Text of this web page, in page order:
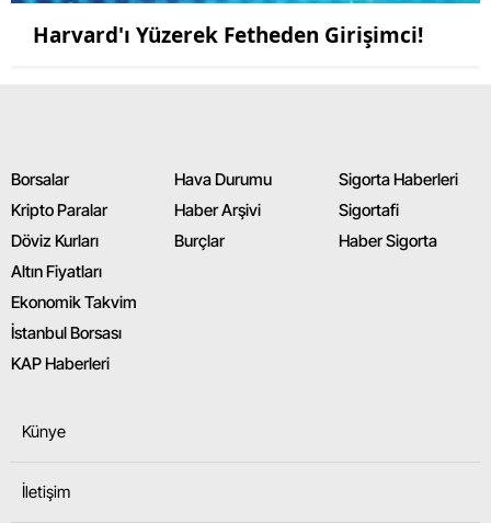
Harvard'ı Yüzerek Fetheden Girişimci!
Borsalar
Kripto Paralar
Döviz Kurları
Altın Fiyatları
Ekonomik Takvim
İstanbul Borsası
KAP Haberleri
Hava Durumu
Haber Arşivi
Burçlar
Sigorta Haberleri
Sigortafi
Haber Sigorta
Künye
İletişim